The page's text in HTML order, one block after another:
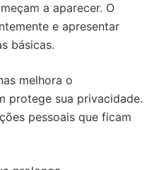
a aparecer. O
e apresentar
básicas.
melhora o
protege sua privacidade.
pessoais que ficam